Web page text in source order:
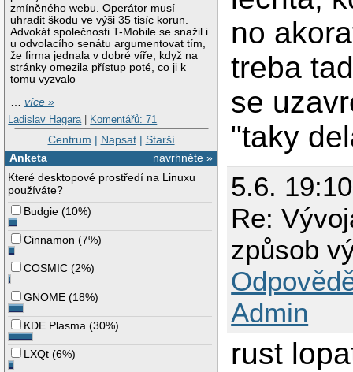
zmíněného webu. Operátor musí
uhradit škodu ve výši 35 tisíc korun.
Advokát společnosti T-Mobile se snažil i
u odvolacího senátu argumentovat tím,
že firma jednala v dobré víře, když na
stránky omezila přístup poté, co ji k
tomu vyzvalo
…více »
Ladislav Hagara | Komentářů: 71
Centrum | Napsat| Starší
navrhněte »
Anketa
Které desktopové prostředí na Linuxu
používáte?
Budgie (10%)
Cinnamon (7%)
COSMIC (2%)
GNOME (18%)
KDE Plasma (30%)
LXQt (6%)
no
treba
se
"taky
5.6.
Re:
způsob
Admin
rust